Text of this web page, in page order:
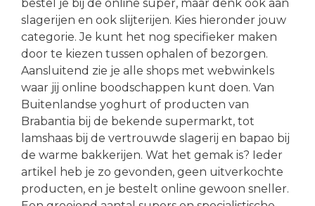
bestel je bij de online super, maar denk ook aan
slagerijen en ook slijterijen. Kies hieronder jouw
categorie. Je kunt het nog specifieker maken
door te kiezen tussen ophalen of bezorgen.
Aansluitend zie je alle shops met webwinkels
waar jij online boodschappen kunt doen. Van
Buitenlandse yoghurt of producten van
Brabantia bij de bekende supermarkt, tot
lamshaas bij de vertrouwde slagerij en bapao bij
de warme bakkerijen. Wat het gemak is? Ieder
artikel heb je zo gevonden, geen uitverkochte
producten, en je bestelt online gewoon sneller.